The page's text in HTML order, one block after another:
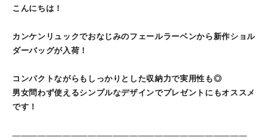
こんにちは！
カンケンリュックでおなじみのフェールラーベンから新作ショル
ダーバッグが入荷！
コンパクトながらもしっかりとした収納力で実用性も◎
男女問わず使えるシンプルなデザインでプレゼントにもオススメ
です！
――――――――――――――――――――――――――――